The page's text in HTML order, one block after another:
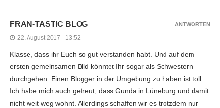
FRAN-TASTIC BLOG
22. August 2017 - 13:52
Klasse, dass ihr Euch so gut verstanden habt. Und auf dem
ersten gemeinsamen Bild könntet Ihr sogar als Schwestern
durchgehen. Einen Blogger in der Umgebung zu haben ist toll.
Ich habe mich auch gefreut, dass Gunda in Lüneburg und damit
nicht weit weg wohnt. Allerdings schaffen wir es trotzdem nur
ANTWORTEN